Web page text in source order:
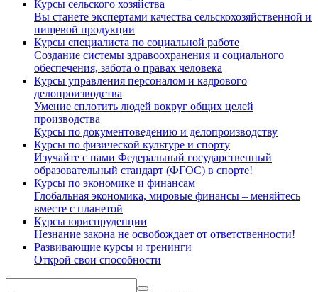
Курсы сельского хозяйства
Вы станете экспертами качества сельскохозяйственной и
пищевой продукции
Курсы специалиста по социальной работе
Создание системы здравоохранения и социального
обеспечения, забота о правах человека
Курсы управления персоналом и кадрового
делопроизводства
Умение сплотить людей вокруг общих целей
производства
Курсы по документоведению и делопроизводству
Курсы по физической культуре и спорту
Изучайте с нами Федеральный государственный
образовательный стандарт (ФГОС) в спорте!
Курсы по экономике и финансам
Глобальная экономика, мировые финансы – меняйтесь
вместе с планетой
Курсы юриспруденции
Незнание закона не освобождает от ответственности!
Развивающие курсы и тренинги
Открой свои способности